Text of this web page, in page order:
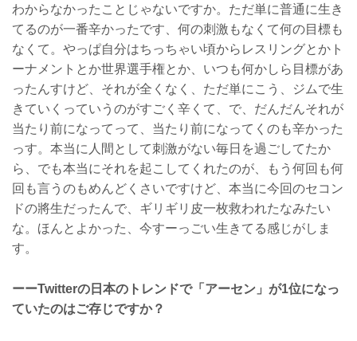
わからなかったことじゃないですか。ただ単に普通に生き
てるのが一番辛かったです、何の刺激もなくて何の目標も
なくて。やっぱ自分はちっちゃい頃からレスリングとかト
ーナメントとか世界選手権とか、いつも何かしら目標があ
ったんすけど、それが全くなく、ただ単にこう、ジムで生
きていくっていうのがすごく辛くて、で、だんだんそれが
当たり前になってって、当たり前になってくのも辛かった
っす。本当に人間として刺激がない毎日を過ごしてたか
ら、でも本当にそれを起こしてくれたのが、もう何回も何
回も言うのもめんどくさいですけど、本当に今回のセコン
ドの將生だったんで、ギリギリ皮一枚救われたなみたい
な。ほんとよかった、今すーっごい生きてる感じがしま
す。
ーーTwitterの日本のトレンドで「アーセン」が1位になっ
ていたのはご存じですか？